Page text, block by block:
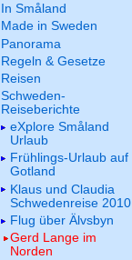
In Småland
Made in Sweden
Panorama
Regeln & Gesetze
Reisen
Schweden-
Reiseberichte
eXplore Småland
Urlaub
Frühlings-Urlaub auf
Gotland
Klaus und Claudia
Schwedenreise 2010
Flug über Älvsbyn
Gerd Lange im
Norden